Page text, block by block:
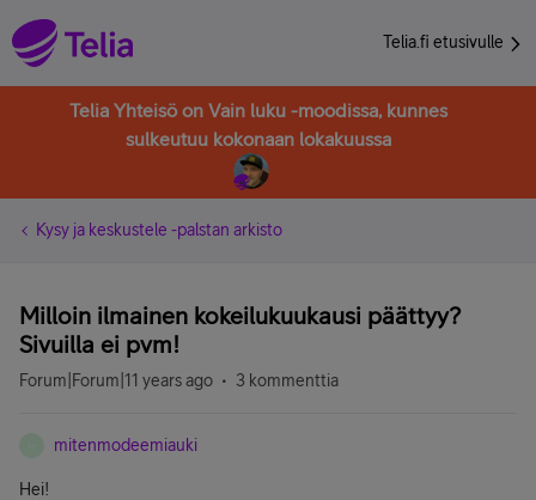
Telia.fi etusivulle
Telia Yhteisö on Vain luku -moodissa, kunnes
sulkeutuu kokonaan lokakuussa
Kysy ja keskustele -palstan arkisto
Milloin ilmainen kokeilukuukausi päättyy?
Sivuilla ei pvm!
Forum|Forum|11 years ago 3 kommenttia
mitenmodeemiauki
Hei!